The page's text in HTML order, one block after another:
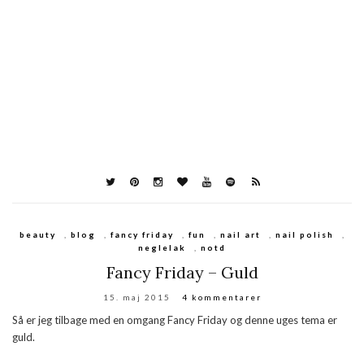
beauty , blog , fancy friday , fun , nail art , nail polish
,
neglelak
, notd
Fancy Friday – Guld
15. maj 2015 4 kommentarer
Så er jeg tilbage med en omgang Fancy Friday og denne uges tema er
guld.